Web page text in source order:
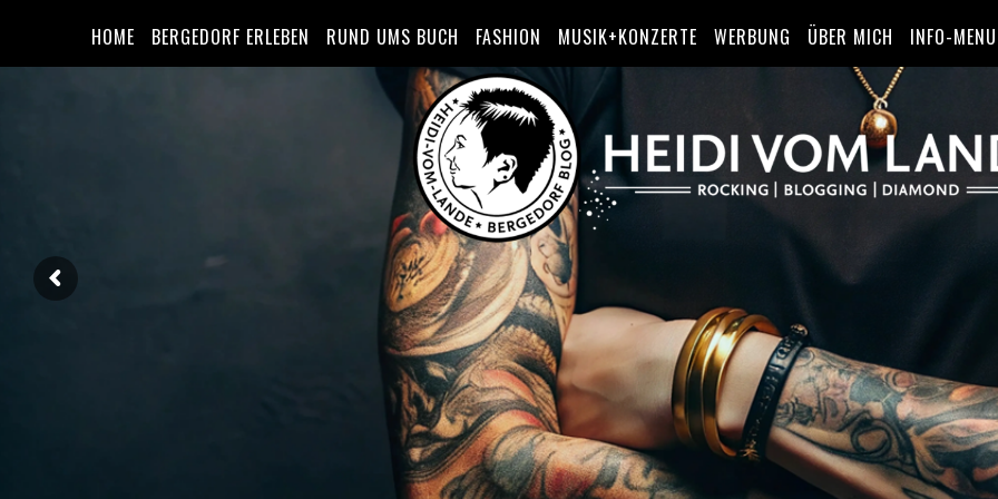
HOME BERGEDORF ERLEBEN RUND UMS BUCH FASHION MUSIK+KONZERTE WERBUNG ÜBER MICH INFO-